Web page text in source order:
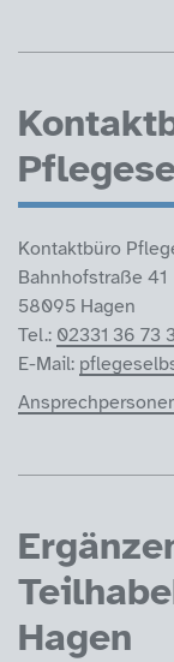
Kontaktbüro
Bahnhofstraße 41
58095 Hagen
Tel.: 02331 36 73
E-Mail:
Hagen